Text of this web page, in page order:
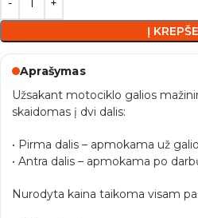
Į
Aprašymas
Užsakant motociklo galios
skaidomas į dvi dalis:
• Pirma dalis – apmokama už
• Antra dalis – apmokama po
Nurodyta kaina taikoma visam